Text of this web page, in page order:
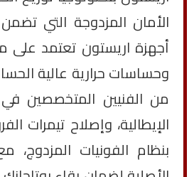
الأمان المزدوجة التي
أجهزة اريستون تعتمد على
وحساسات حرارية عالية
من الفنيين المتخصصين
الإيطالية، وإصلاح تيمرات
بنظام الفونيات المزدوج،